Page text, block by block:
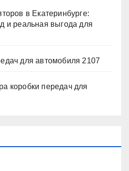
в Екатеринбурге:
и реальная выгода для
для автомобиля 2107
коробки передач для